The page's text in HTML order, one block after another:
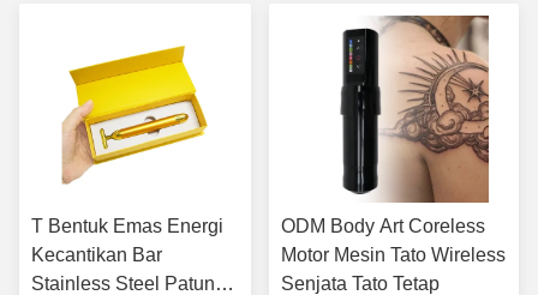
T Bentuk Emas Energi
Kecantikan Bar
Stainless Steel Patung
ODM Body Art Coreless
Motor Mesin Tato Wireless
Senjata Tato Tetap